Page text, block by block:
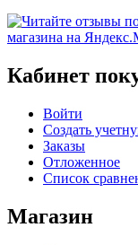
Кабинет
Войти
Создать
Заказы
Отложенное
Список
Магазин